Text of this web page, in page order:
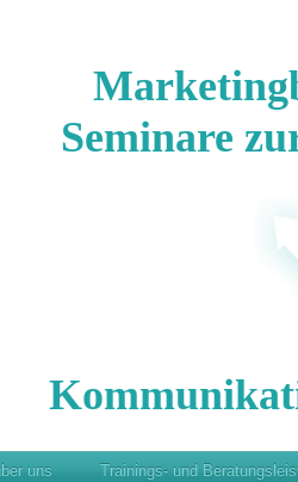
Seminare
uns Trainings- und